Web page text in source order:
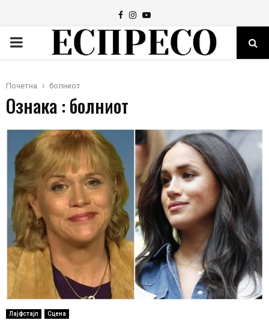
Facebook
Instagram
Youtube
PRIMARY
Почетна болниот
Ознака : болниот
Лајфстајл Сцена